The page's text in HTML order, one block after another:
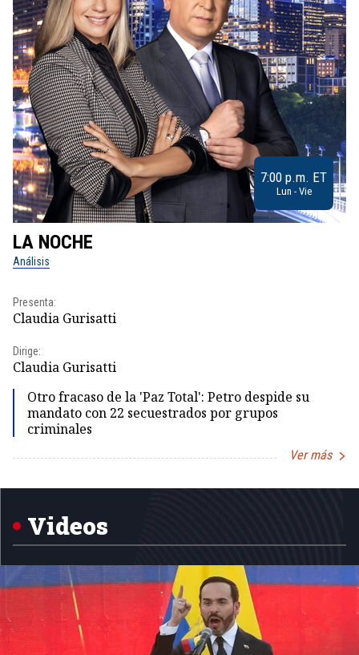
7:00 p.m. ET
Lun - Vie
LA NOCHE
Análisis
Presenta:
Claudia Gurisatti
Dirige:
Claudia Gurisatti
Otro fracaso de la 'Paz Total': Petro despide su
mandato con 22 secuestrados por grupos
criminales
Ver más
1
Videos